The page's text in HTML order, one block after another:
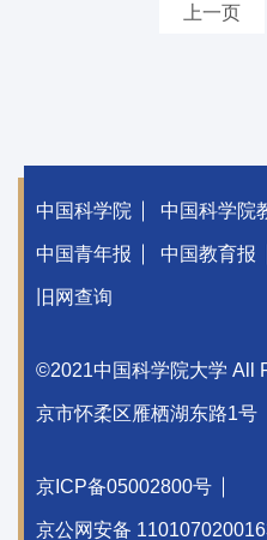
上一页
中国科学院 中国科学院
中国青年报 中国教育报
旧网查询
©2021中国科学院大学 All
京市怀柔区雁栖湖东路1号
京ICP备05002800号
京公网安备